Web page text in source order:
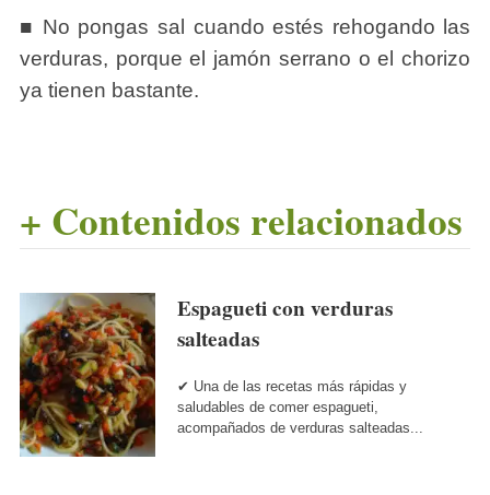
■ No pongas sal cuando estés rehogando las
verduras, porque el jamón serrano o el chorizo
ya tienen bastante.
+ Contenidos relacionados
Espagueti con verduras
salteadas
✔ Una de las recetas más rápidas y
saludables de comer espagueti,
acompañados de verduras salteadas...